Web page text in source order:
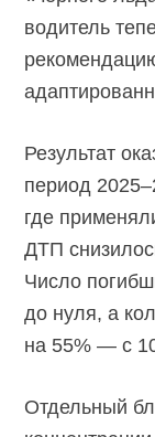
водитель
Результат
период
где
ДТП
Число
до нуля, а
на 55% — с
Отдельный